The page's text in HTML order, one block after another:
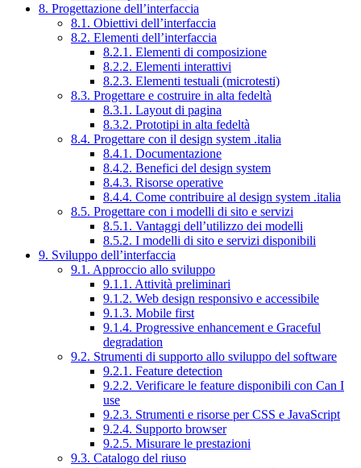
8. Progettazione dell’interfaccia
8.1. Obiettivi dell’interfaccia
8.2. Elementi dell’interfaccia
8.2.1. Elementi di composizione
8.2.2. Elementi interattivi
8.2.3. Elementi testuali (microtesti)
8.3. Progettare e costruire in alta fedeltà
8.3.1. Layout di pagina
8.3.2. Prototipi in alta fedeltà
8.4. Progettare con il design system .italia
8.4.1. Documentazione
8.4.2. Benefici del design system
8.4.3. Risorse operative
8.4.4. Come contribuire al design system .italia
8.5. Progettare con i modelli di sito e servizi
8.5.1. Vantaggi dell’utilizzo dei modelli
8.5.2. I modelli di sito e servizi disponibili
9. Sviluppo dell’interfaccia
9.1. Approccio allo sviluppo
9.1.1. Attività preliminari
9.1.2. Web design responsivo e accessibile
9.1.3. Mobile first
9.1.4. Progressive enhancement e Graceful
degradation
9.2. Strumenti di supporto allo sviluppo del software
9.2.1. Feature detection
9.2.2. Verificare le feature disponibili con Can I
use
9.2.3. Strumenti e risorse per CSS e JavaScript
9.2.4. Supporto browser
9.2.5. Misurare le prestazioni
9.3. Catalogo del riuso